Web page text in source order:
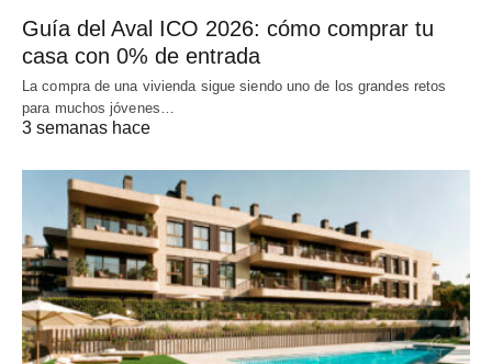
Guía del Aval ICO 2026: cómo comprar tu
casa con 0% de entrada
La compra de una vivienda sigue siendo uno de los grandes retos
para muchos jóvenes…
3 semanas hace